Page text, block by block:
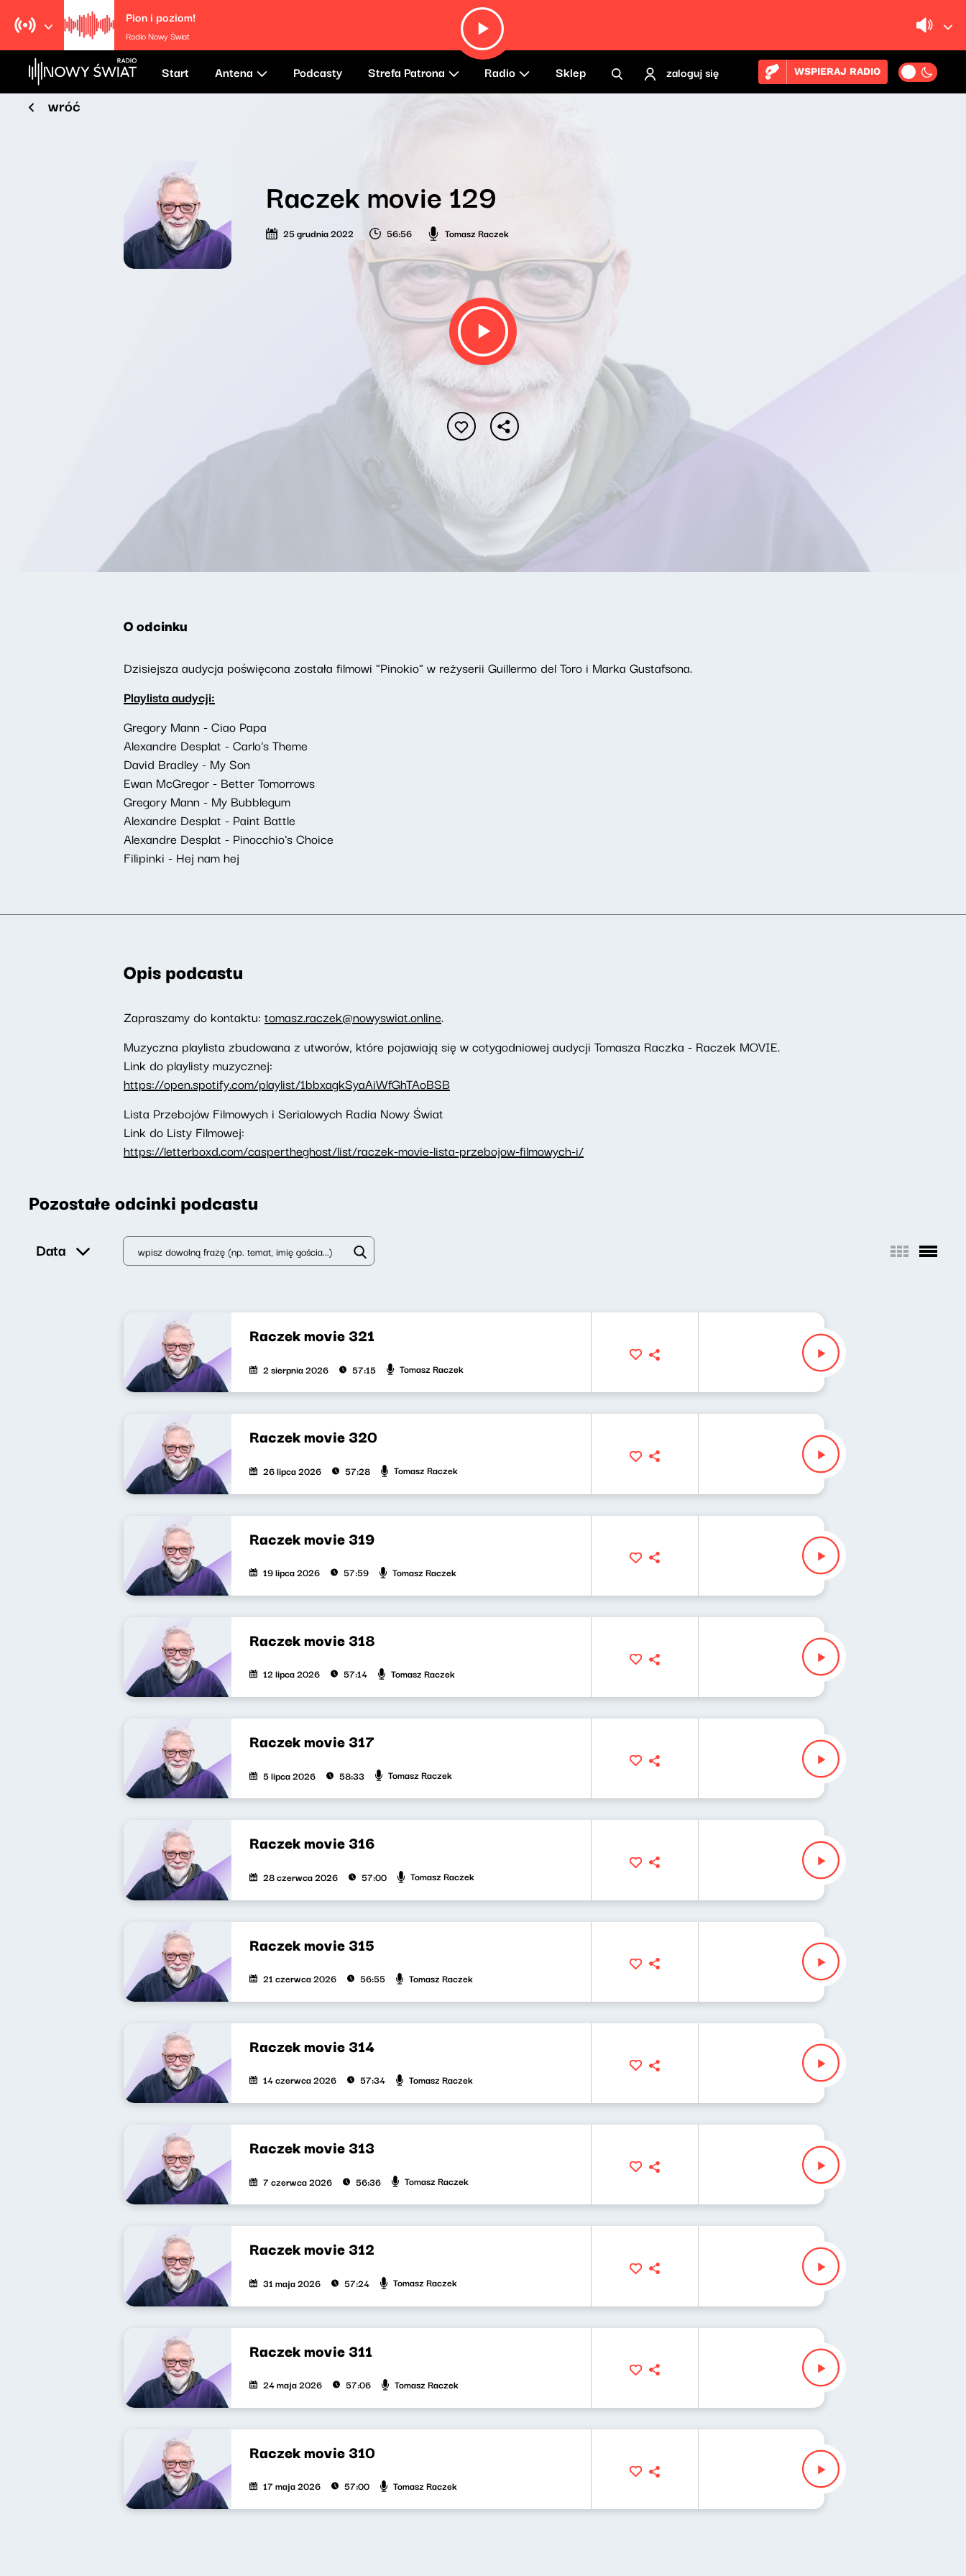
Pion i poziom!
Radio Nowy Świat
Start Antena Podcasty Strefa Patrona Radio Sklep zaloguj się WSPIERAJ RADIO
wróć
Raczek movie 129
25 grudnia 2022 56:56 Tomasz Raczek
O odcinku
Dzisiejsza audycja poświęcona została filmowi "Pinokio" w reżyserii Guillermo del Toro i Marka Gustafsona.
Playlista audycji:
Gregory Mann - Ciao Papa
Alexandre Desplat - Carlo's Theme
David Bradley - My Son
Ewan McGregor - Better Tomorrows
Gregory Mann - My Bubblegum
Alexandre Desplat - Paint Battle
Alexandre Desplat - Pinocchio's Choice
Filipinki - Hej nam hej
Opis podcastu
Zapraszamy do kontaktu: tomasz.raczek@nowyswiat.online.
Muzyczna playlista zbudowana z utworów, które pojawiają się w cotygodniowej audycji Tomasza Raczka - Raczek MOVIE.
Link do playlisty muzycznej:
https://open.spotify.com/playlist/1bbxagkSyaAiWfGhTAoBSB
Lista Przebojów Filmowych i Serialowych Radia Nowy Świat
Link do Listy Filmowej:
https://letterboxd.com/caspertheghost/list/raczek-movie-lista-przebojow-filmowych-i/
Pozostałe odcinki podcastu
Data
Raczek movie 321
2 sierpnia 2026 57:15 Tomasz Raczek
Raczek movie 320
26 lipca 2026 57:28 Tomasz Raczek
Raczek movie 319
19 lipca 2026 57:59 Tomasz Raczek
Raczek movie 318
12 lipca 2026 57:14 Tomasz Raczek
Raczek movie 317
5 lipca 2026 58:33 Tomasz Raczek
Raczek movie 316
28 czerwca 2026 57:00 Tomasz Raczek
Raczek movie 315
21 czerwca 2026 56:55 Tomasz Raczek
Raczek movie 314
14 czerwca 2026 57:34 Tomasz Raczek
Raczek movie 313
7 czerwca 2026 56:36 Tomasz Raczek
Raczek movie 312
31 maja 2026 57:24 Tomasz Raczek
Raczek movie 311
24 maja 2026 57:06 Tomasz Raczek
Raczek movie 310
17 maja 2026 57:00 Tomasz Raczek